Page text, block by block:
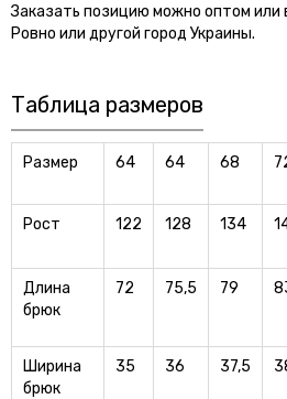
Заказать позицию можно оптом или
Ровно или другой город Украины.
Таблица размеров
Размер 64 64 68
Рост
122 128 134
Длина
брюк
72 75,5 79
Ширина
брюк
35 36 37,5